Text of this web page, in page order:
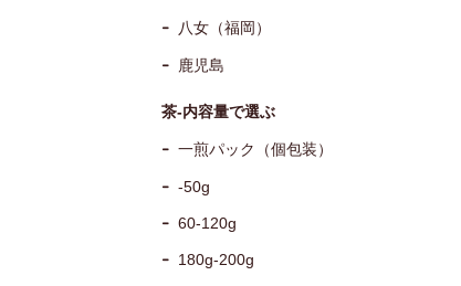
八女（福岡）
鹿児島
茶-内容量で選ぶ
一煎パック（個包装）
-50g
60-120g
180g-200g